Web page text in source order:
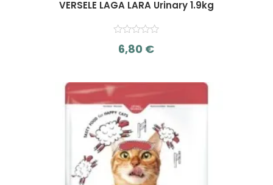
VERSELE LAGA LARA Urinary 1.9kg
u
r
6,80 €